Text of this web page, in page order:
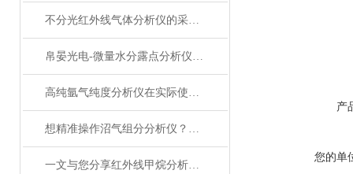
不分光红外线气体分析仪的采样方法介绍
帛晏光电-微量水分露点分析仪的测量方法
高纯氩气纯度分析仪在实际使用过程中的常见问题相应解决方法分享
想精准操作沼气组分分析仪？正确使用法在此揭秘！
一文与您分享红外线甲烷分析仪的常见问题相应解决方法
产
您的单